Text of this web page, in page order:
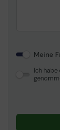
Meine
Ich habe